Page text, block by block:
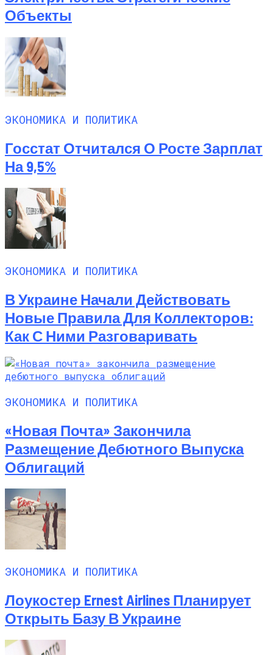
Объекты
ЭКОНОМИКА И ПОЛИТИКА
Госстат Отчитался О Росте Зарплат
На 9,5%
ЭКОНОМИКА И ПОЛИТИКА
В Украине Начали Действовать
Новые Правила Для Коллекторов:
Как С Ними Разговаривать
ЭКОНОМИКА И ПОЛИТИКА
«Новая Почта» Закончила
Размещение Дебютного Выпуска
Облигаций
ЭКОНОМИКА И ПОЛИТИКА
Лоукостер Ernest Airlines Планирует
Открыть Базу В Украине